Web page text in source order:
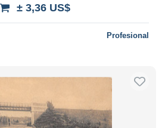
± 3,36 US$
Profesional